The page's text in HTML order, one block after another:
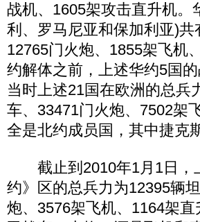
战机、1605架攻击直升机
利、罗马尼亚和保加利亚)
12765门火炮、1855架飞机
约解体之前，上述华约5国
当时上述21国在欧洲的总兵
车、33471门火炮、7502架
全是北约成员国，其中捷克
截止到2010年1月1日，
约》区的总兵力为12395辆
炮、3576架飞机、1164架